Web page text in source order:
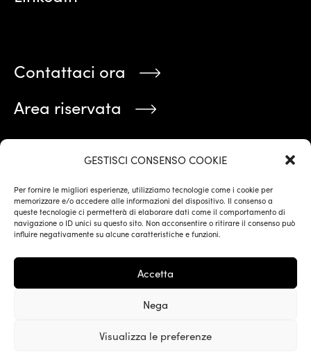
GESTISCI CONSENSO COOKIE
Per fornire le migliori esperienze, utilizziamo tecnologie come i cookie per
memorizzare e/o accedere alle informazioni del dispositivo. Il consenso a
queste tecnologie ci permetterà di elaborare dati come il comportamento di
navigazione o ID unici su questo sito. Non acconsentire o ritirare il consenso può
influire negativamente su alcune caratteristiche e funzioni.
Accetta
Nega
Visualizza le preferenze
Contattaci ora
Area riservata
Corilum – Collective Brain Studio
Cookie Policy